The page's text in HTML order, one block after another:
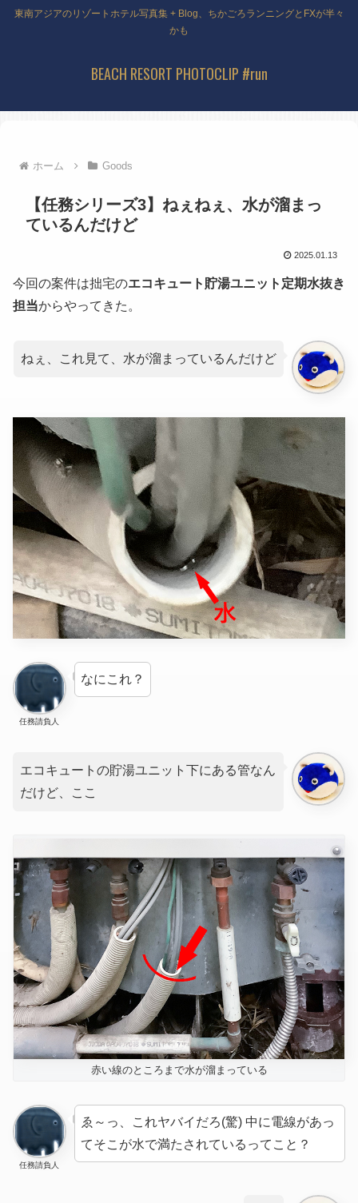
東南アジアのリゾートホテル写真集 + Blog、ちかごろランニングとFXが半々
かも
BEACH RESORT PHOTOCLIP #run
ホーム Goods
【任務シリーズ3】ねぇねぇ、水が溜まっ
ているんだけど
2025.01.13
今回の案件は拙宅のエコキュート貯湯ユニット定期水抜き
担当からやってきた。
ねぇ、これ見て、水が溜まっているんだけど
任務請負人
なにこれ？
エコキュートの貯湯ユニット下にある管なん
だけど、ここ
赤い線のところまで水が溜まっている
任務請負人
ゑ～っ、これヤバイだろ(驚) 中に電線があっ
てそこが水で満たされているってこと？